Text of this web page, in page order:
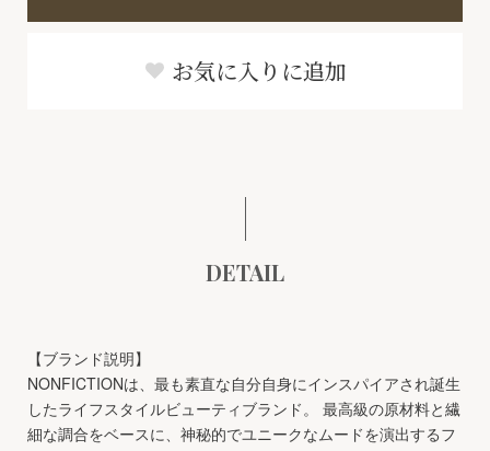
お気に入りに追加
DETAIL
【ブランド説明】
NONFICTIONは、最も素直な自分自身にインスパイアされ誕生
したライフスタイルビューティブランド。 最高級の原材料と繊
細な調合をベースに、神秘的でユニークなムードを演出するフ